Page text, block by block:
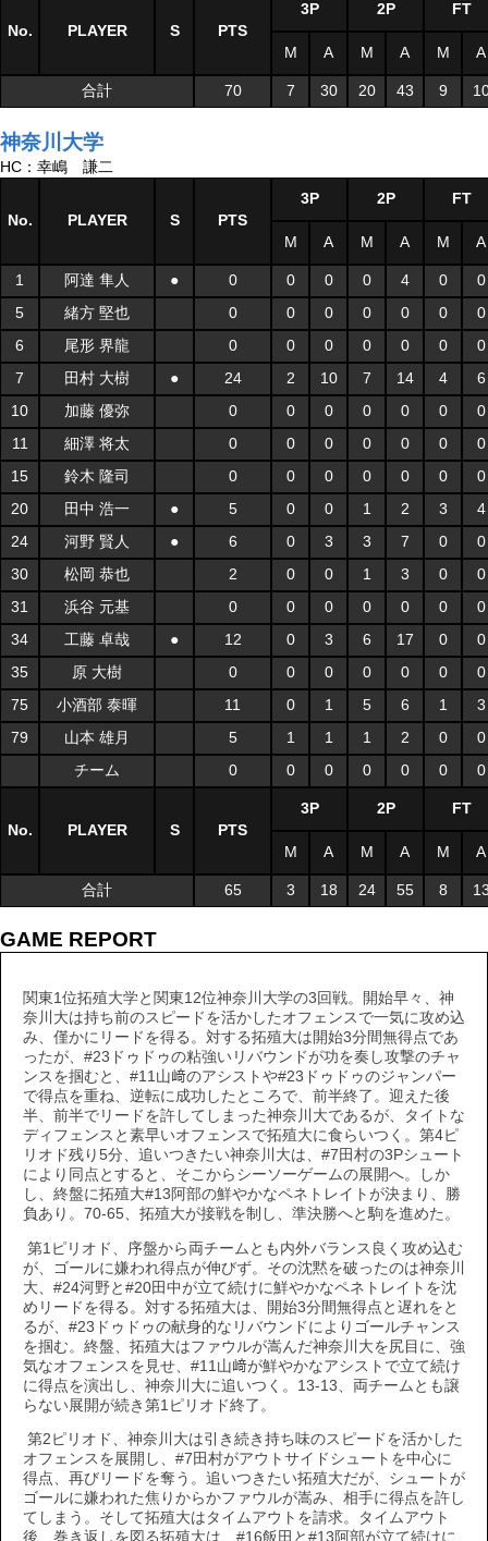
No. PLAYER S PTS
3P 2P FT
M A M A M A
合計 70 7 30 20 43 9
神奈川大学
HC：幸嶋 謙二
No. PLAYER S PTS
3P 2P FT
M A M A M A
1 阿達 隼人 ● 0 0 0 0 4 0
0
5
緒方 堅也 0 0 0 0 0 0
0
6
尾形 界龍 0 0 0 0 0 0
0
7
田村 大樹 ● 24 2 10 7 14 4
6
10
加藤 優弥 0 0 0 0 0 0
0
11
細澤 将太 0 0 0 0 0 0
0
15
鈴木 隆司 0 0 0 0 0 0
0
20
田中 浩一 ● 5 0 0 1 2 3
4
24
河野 賢人 ● 6 0 3 3 7 0
0
30
松岡 恭也 2 0 0 1 3 0
0
31
浜谷 元基 0 0 0 0 0 0
0
34
工藤 卓哉 ● 12 0 3 6 17 0
0
35
原 大樹 0 0 0 0 0 0
0
75
小酒部 泰暉 11 0 1 5 6 1
3
79
山本 雄月 5 1 1 1 2 0
0
チーム
0 0 0 0 0 0 0
No. PLAYER S PTS
3P 2P FT
M A M A M A
合計 65 3 18 24 55 8
GAME REPORT
関東1位拓殖大学と関東12位神奈川大学の3回戦。開始早々、神
奈川大は持ち前のスピードを活かしたオフェンスで一気に攻め込
み、僅かにリードを得る。対する拓殖大は開始3分間無得点であ
ったが、#23ドゥドゥの粘強いリバウンドが功を奏し攻撃のチャ
ンスを掴むと、#11山﨑のアシストや#23ドゥドゥのジャンパー
で得点を重ね、逆転に成功したところで、前半終了。迎えた後
半、前半でリードを許してしまった神奈川大であるが、タイトな
ディフェンスと素早いオフェンスで拓殖大に食らいつく。第4ピ
リオド残り5分、追いつきたい神奈川大は、#7田村の3Pシュート
により同点とすると、そこからシーソーゲームの展開へ。しか
し、終盤に拓殖大#13阿部の鮮やかなペネトレイトが決まり、勝
負あり。70-65、拓殖大が接戦を制し、準決勝へと駒を進めた。
第1ピリオド、序盤から両チームとも内外バランス良く攻め込む
が、ゴールに嫌われ得点が伸びず。その沈黙を破ったのは神奈川
大、#24河野と#20田中が立て続けに鮮やかなペネトレイトを沈
めリードを得る。対する拓殖大は、開始3分間無得点と遅れをと
るが、#23ドゥドゥの献身的なリバウンドによりゴールチャンス
を掴む。終盤、拓殖大はファウルが嵩んだ神奈川大を尻目に、強
気なオフェンスを見せ、#11山﨑が鮮やかなアシストで立て続け
に得点を演出し、神奈川大に追いつく。13-13、両チームとも譲
らない展開が続き第1ピリオド終了。
第2ピリオド、神奈川大は引き続き持ち味のスピードを活かした
オフェンスを展開し、#7田村がアウトサイドシュートを中心に
得点、再びリードを奪う。追いつきたい拓殖大だが、シュートが
ゴールに嫌われた焦りからかファウルが嵩み、相手に得点を許し
てしまう。そして拓殖大はタイムアウトを請求。タイムアウト
後、巻き返しを図る拓殖大は、#16飯田と#13阿部が立て続けに